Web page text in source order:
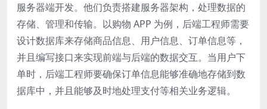
服务器端开发。他们负责搭建服务器架构，处理数据的
存储、管理和传输。以购物 APP 为例，后端工程师需要
设计数据库来存储商品信息、用户信息、订单信息等，
并且编写接口来实现前端与后端的数据交互。当用户下
单时，后端工程师要确保订单信息能够准确地存储到数
据库中，并且能够及时地处理支付等相关业务逻辑。